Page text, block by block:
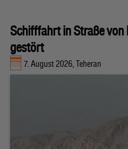
Schifffahrt in Straße
gestört
7. August 2026, Teheran